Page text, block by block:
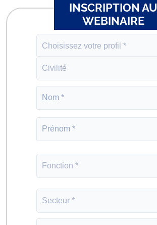
INSCRIPTION AU
WEBINAIRE